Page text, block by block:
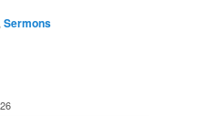
Sermons